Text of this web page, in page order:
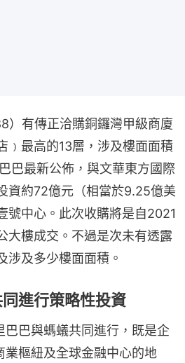
）有傳正洽購銅鑼灣甲級商廈
﹚最高的13層，涉及樓面面積
巴最新公佈，與文華東方國際
資約72億元（相當於9.25億美
號中心。此次收購將是自2021
大樓成交。不過是次未有透露
涉及多少樓面面積。
進行策略性投資
巴巴與螞蟻共同進行，既是企
業樞紐及全球金融中心的地